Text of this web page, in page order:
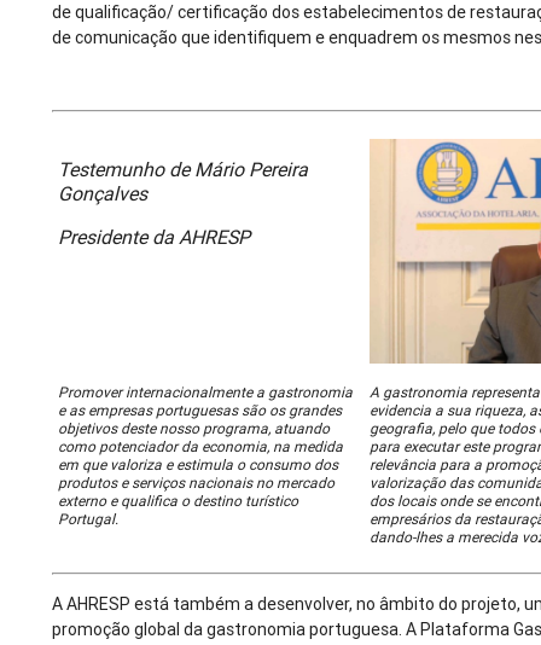
de qualificação/ certificação dos estabelecimentos de
de comunicação que identifiquem e enquadrem os mesmos
Testemunho de Mário Pereira
Gonçalves
Presidente da AHRESP
Promover internacionalmente a gastronomia
e as empresas portuguesas são os grandes
objetivos deste nosso programa, atuando
como potenciador da economia, na medida
em que valoriza e estimula o consumo dos
produtos e serviços nacionais no mercado
externo e qualifica o destino turístico
Portugal.
A gastronomia
evidencia a sua riqueza,
geografia, pelo que
para executar este
relevância para a
valorização das
dos locais onde se
empresários da
dando-lhes a merecida
A AHRESP está também a desenvolver, no âmbito do projeto,
promoção global da gastronomia portuguesa. A Plataforma